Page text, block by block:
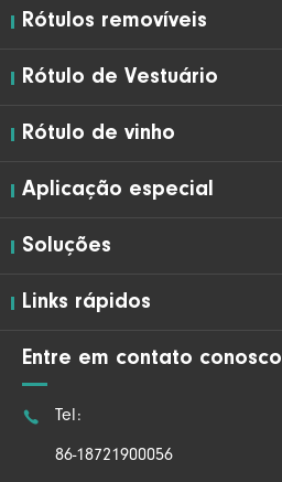
Rótulos removíveis
Rótulo de Vestuário
Rótulo de vinho
Aplicação especial
Soluções
Links rápidos
Entre em contato conosco
 Tel:
86-18721900056